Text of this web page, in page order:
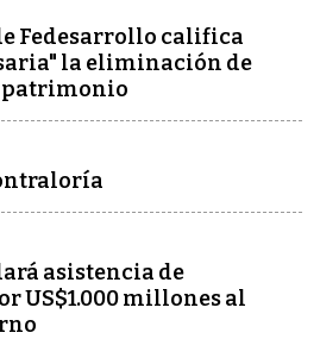
Fedesarrollo califica
la eliminación de
patrimonio
asistencia de
US$1.000 millones al